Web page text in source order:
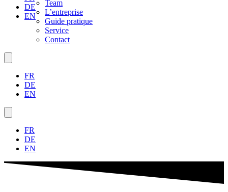
Team
L’entreprise
Guide pratique
Service
Contact
FR
DE
EN
DE
EN
FR
DE
EN